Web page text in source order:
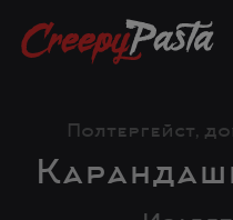
Полтергейст,